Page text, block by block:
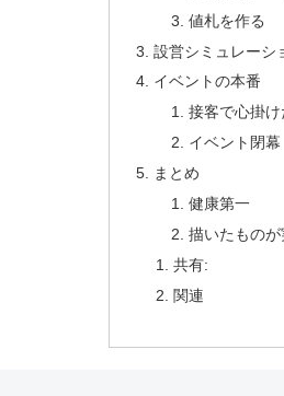
値札を作る
設営シミュレーシ
イベントの本番
接客で心掛け
イベント閉幕
まとめ
健康第一
描いたもの
共有:
関連